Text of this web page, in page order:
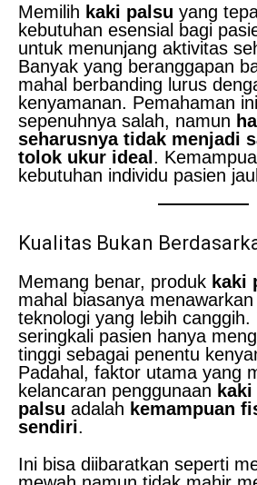
Memilih kaki palsu yang
kebutuhan esensial bagi
untuk menunjang aktivitas
Banyak yang beranggapan
mahal berbanding lurus
kenyamanan. Pemahaman
sepenuhnya salah, namun
seharusnya tidak menjadi
tolok ukur ideal .
kebutuhan individu pasien
Kualitas Bukan
Memang benar, produk kaki
mahal biasanya
teknologi yang lebih canggih.
seringkali pasien hanya
tinggi sebagai penentu
Padahal, faktor utama yang
kelancaran penggunaan kaki
palsu adalah kemampuan
sendiri.
Ini bisa diibaratkan seperti